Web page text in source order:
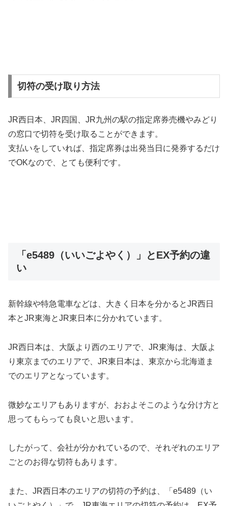
切符の受け取り方法
JR西日本、JR四国、JR九州の駅の指定席券売機やみどり
の窓口で切符を受け取ることができます。
支払いをしていれば、指定席券は出発当日に発券するだけ
でOKなので、とても便利です。
「e5489（いいごよやく）」とEX予約の違
い
新幹線や特急電車などは、大きく日本を分かるとJR西日
本とJR東海とJR東日本に分かれています。
JR西日本は、大阪より西のエリアで、JR東海は、大阪よ
り東京までのエリアで、JR東日本は、東京から北海道ま
でのエリアとなっています。
微妙なエリアもありますが、おおよそこのような分け方と
思ってもらっても良いと思います。
したがって、会社が分かれているので、それぞれのエリア
ごとのお得な切符もあります。
また、JR西日本のエリアの切符の予約は、「e5489（い